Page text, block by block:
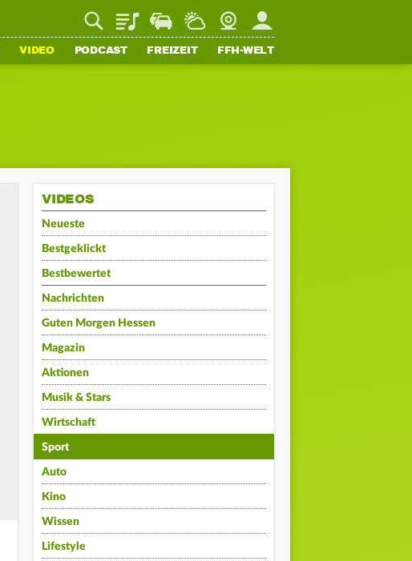
PlaylistStaupilotWetterWebcamMein FFH
VIDEO PODCAST FREIZEIT FFH-WELT
VIDEOS
Neueste
Bestgeklickt
Bestbewertet
Nachrichten
Guten Morgen Hessen
Magazin
Aktionen
Musik & Stars
Wirtschaft
Sport
Auto
Kino
Wissen
Lifestyle